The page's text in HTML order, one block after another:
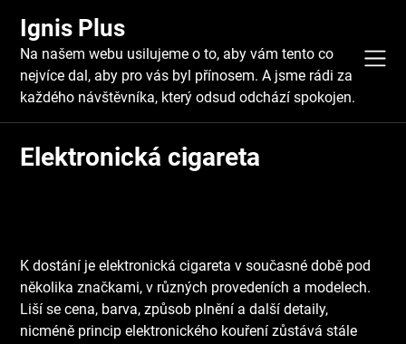
content
Ignis Plus
Na našem webu usilujeme o to, aby vám tento co
nejvíce dal, aby pro vás byl přínosem. A jsme rádi za
každého návštěvníka, který odsud odchází spokojen.
Elektronická cigareta
K dostání je elektronická cigareta v současné době pod
několika značkami, v různých provedeních a modelech.
Liší se cena, barva, způsob plnění a další detaily,
nicméně princip elektronického kouření zůstává stále